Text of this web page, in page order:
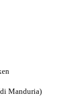
Manduria)